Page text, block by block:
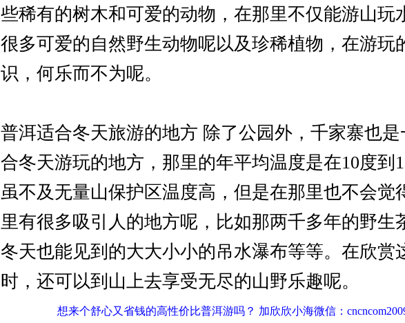
些稀有的树木和可爱的动物，在那里不仅能游山玩
很多可爱的自然野生动物呢以及珍稀植物，在游玩
识，何乐而不为呢。
普洱适合冬天旅游的地方 除了公园外，千家寨也
合冬天游玩的地方，那里的年平均温度是在10度到
虽不及无量山保护区温度高，但是在那里也不会觉
里有很多吸引人的地方呢，比如那两千多年的野生
冬天也能见到的大大小小的吊水瀑布等等。在欣赏
时，还可以到山上去享受无尽的山野乐趣呢。
想来个舒心又省钱的高性价比普洱游吗？ 加欣欣小海微信：